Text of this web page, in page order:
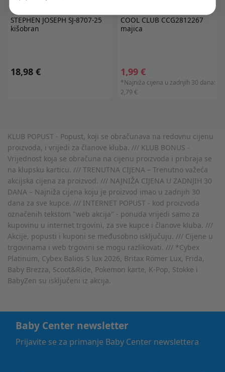
STEPHEN JOSEPH SJ-8707-25
kišobran
18,98 €
COOL CLUB CCG2812267
majica
1,99 €
*Najniža cijena u zadnjih 30 dana:
2,79 €
KLUB POPUST - Popust, koji se obračunava na redovnu cijenu
proizvoda, i vrijedi za članove kluba. /// KLUB BONUS -
Vrijednost koja se obračuna na cijenu proizvoda i pribraja se
na klupsku karticu. /// TRENUTNA CIJENA – Trenutno važeća
akcijska cijena za proizvod. /// NAJNIŽA CIJENA U ZADNJIH 30
DANA – Najniža cijena koju je proizvod imao u zadnjih 30
dana za sve kupce. /// INTERNET POPUST - kod proizvoda
označenih tekstom "web akcija" - ponuda vrijedi samo za
kupovinu u internet trgovini, za sve kupce i članove kluba. ///
Akcije, popusti i kuponi se međusobno isključuju. /// Cijene u
trgovinama i web trgovini se mogu razlikovati. /// *Cybex
Platinum, Cybex Balios S lux 2026, Britax Römer Lux, Frida,
Baby Brezza, Scoot&Ride, Pokemon karte, K-Pop, Stokke i
BabyZen su isključeni iz akcija.
Baby Center newsletter
Prijavite se za primanje Baby Center newslettera